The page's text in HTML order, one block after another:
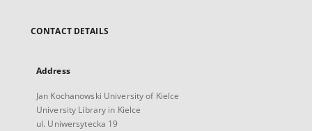
CONTACT DETAILS
Address
Jan Kochanowski University of Kielce
University Library in Kielce
ul. Uniwersytecka 19